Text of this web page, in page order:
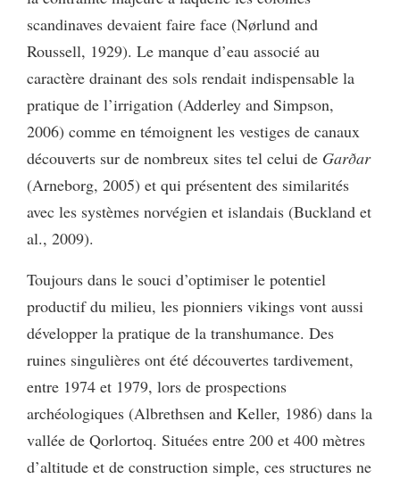
scandinaves devaient faire face (Nørlund and
Roussell, 1929). Le manque d’eau associé au
caractère drainant des sols rendait indispensable la
pratique de l’irrigation (Adderley and Simpson,
2006) comme en témoignent les vestiges de canaux
découverts sur de nombreux sites tel celui de Garðar
(Arneborg, 2005) et qui présentent des similarités
avec les systèmes norvégien et islandais (Buckland et
al., 2009).
Toujours dans le souci d’optimiser le potentiel
productif du milieu, les pionniers vikings vont aussi
développer la pratique de la transhumance. Des
ruines singulières ont été découvertes tardivement,
entre 1974 et 1979, lors de prospections
archéologiques (Albrethsen and Keller, 1986) dans la
vallée de Qorlortoq. Situées entre 200 et 400 mètres
d’altitude et de construction simple, ces structures ne